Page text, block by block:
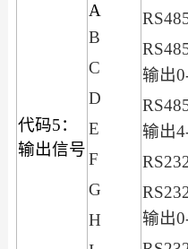
代码5：
输出信号
A
B
C
D
E
F
G
H
输出
输出
输出